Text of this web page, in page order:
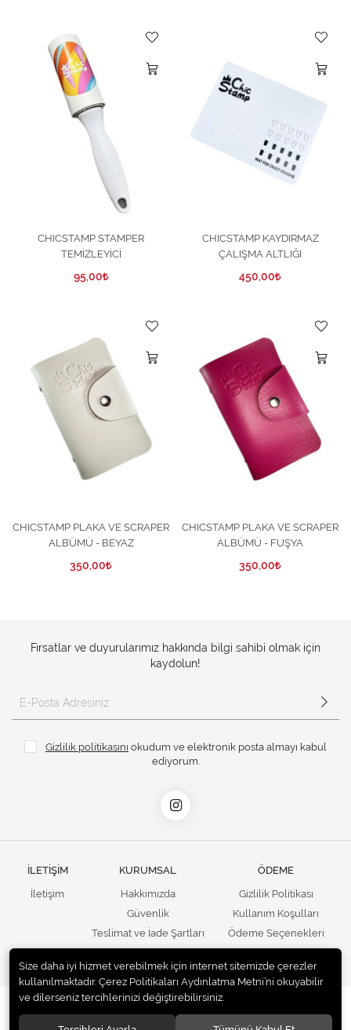
CHICSTAMP STAMPER
TEMİZLEYİCİ
95,00
CHICSTAMP KAYDIRMAZ
ÇALIŞMA ALTLIĞI
450,00
CHICSTAMP PLAKA VE SCRAPER
ALBÜMÜ - BEYAZ
350,00
CHICSTAMP PLAKA VE SCRAPER
ALBÜMÜ - FUŞYA
350,00
Fırsatlar ve duyurularımız hakkında bilgi sahibi olmak için
kaydolun!
Gizlilik politikasını okudum ve elektronik posta almayı kabul
ediyorum.
İLETİŞİM
İletişim
KURUMSAL
Hakkımızda
Güvenlik
Teslimat ve İade Şartları
Kargo Seçenekleri
ÖDEME
Gizlilik Politikası
Kullanım Koşulları
Ödeme Seçenekleri
Satış Sözleşmesi
UNails Turkey
Size daha iyi hizmet verebilmek için internet sitemizde çerezler
kullanılmaktadır. Çerez Politikaları Aydınlatma Metni’ni okuyabilir
ve dilerseniz tercihlerinizi değiştirebilirsiniz.